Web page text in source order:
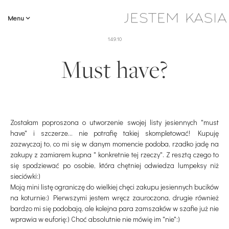
Menu
14.9.10
Must have?
Zostałam poproszona o utworzenie swojej listy jesiennych "must
have" i szczerze... nie potrafię takiej skompletować! Kupuję
zazwyczaj to, co mi się w danym momencie podoba, rzadko jadę na
zakupy z zamiarem kupna " konkretnie tej rzeczy". Z resztą czego to
się spodziewać po osobie, która chętniej odwiedza lumpeksy niż
sieciówki:)
Moją mini listę ograniczę do wielkiej chęci zakupu jesiennych bucików
na koturnie:) Pierwszymi jestem wręcz zauroczona, drugie również
bardzo mi się podobają, ale kolejna para zamszaków w szafie już nie
wprawia w euforię:) Choć absolutnie nie mówię im "nie":)